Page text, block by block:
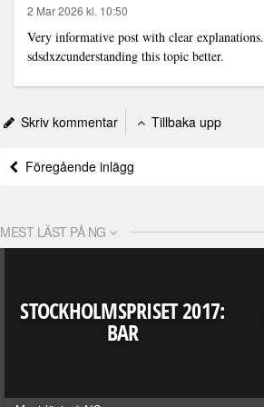
2 Mar 2026 kl. 10:50
Very informative post with clear explanations.
sdsdxzcunderstanding this topic better.
Skriv kommentar Tillbaka upp
Föregående inlägg
MEST LÄST PÅ NG
STOCKHOLMSPRISET 2017:
BAR